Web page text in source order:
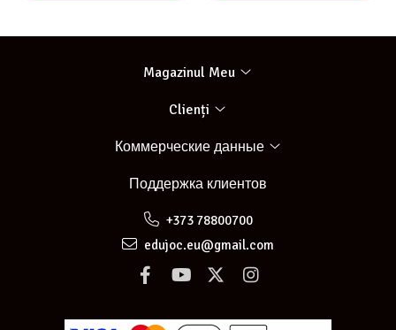
Magazinul Meu
Clienți
Коммерческие данные
Поддержка клиентов
+373 78800700
edujoc.eu@gmail.com